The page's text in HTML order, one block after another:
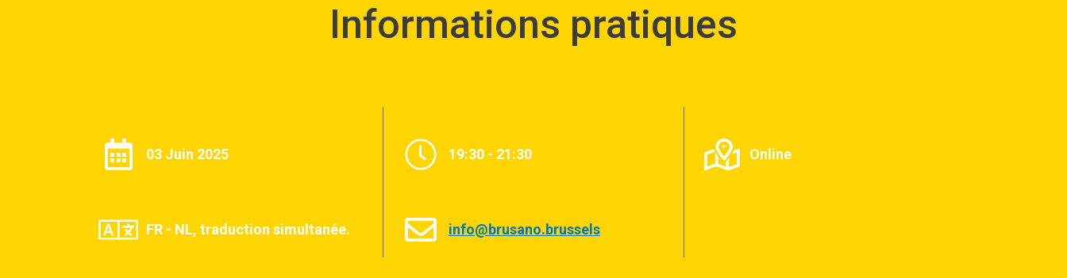
Informations pratiques
03 Juin 2025 19:30 - 21:30 Online
FR - NL, traduction simultanée. info@brusano.brussels